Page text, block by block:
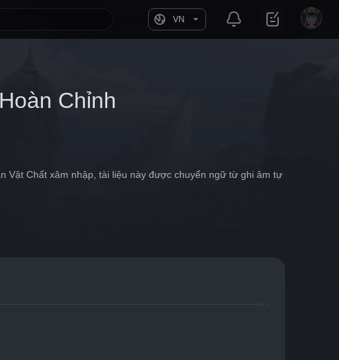
VN
Chỉnh
Vật Chất xâm nhập, tài liệu này được chuyển ngữ từ ghi âm tự